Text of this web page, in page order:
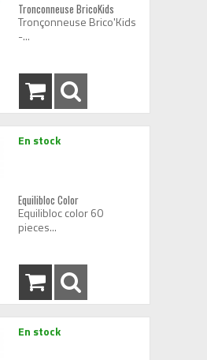
Tronconneuse BricoKids
Tronçonneuse Brico'Kids
-...
En stock
Equilibloc Color
Equilibloc color 60
pieces...
En stock